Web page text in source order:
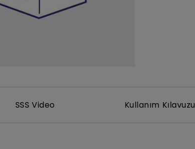
Düşük Giriş Gecikmesi ile
Yükseklik Ayarlı Stand ile
SSS Video Kullanım Kılavuzu